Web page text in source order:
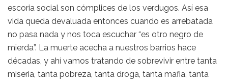
escoria social son cómplices de los verdugos. Así esa
vida queda devaluada entonces cuando es arrebatada
no pasa nada y nos toca escuchar “es otro negro de
mierda”. La muerte acecha a nuestros barrios hace
décadas, y ahí vamos tratando de sobrevivir entre tanta
miseria, tanta pobreza, tanta droga, tanta mafia, tanta